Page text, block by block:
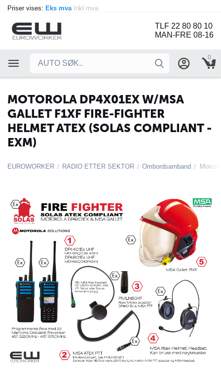
Priser vises: Eks mva Inkl mva
TLF 22 80 80 10
MAN-FRE 08-16
0
MOTOROLA DP4X01EX W/MSA
GALLET F1XF FIRE-FIGHTER
HELMET ATEX (SOLAS COMPLIANT -
EXM)
EUROWORKER / RADIO ETTER SEKTOR / Ombordsamband /